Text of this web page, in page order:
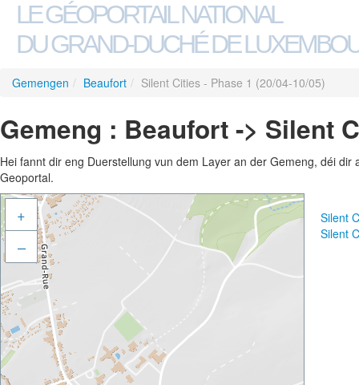
LE GÉOPORTAIL NATIONAL
DU GRAND-DUCHÉ DE
Gemengen / Beaufort / Silent Cities - Phase 1 (20/04-10/05)
Gemeng : Beaufort -> Silent
Hei fannt dir eng Duerstellung vun dem Layer an der Gemeng, déi
Geoportal.
+
–
Silent
Silent